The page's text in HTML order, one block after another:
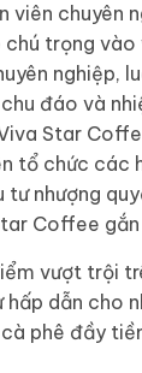
viên chuyên
trọng
nghiệp,
đáo và
Star
tổ chức các
tư nhượng
Coffee
vượt trội
hấp dẫn cho
phê đầy